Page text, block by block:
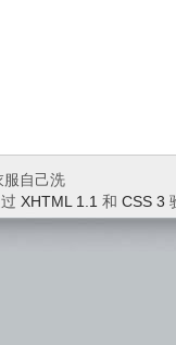
自己洗
XHTML 1.1 和 CSS 3